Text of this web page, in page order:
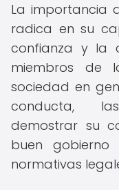
La importancia
radica en su
confianza y la
miembros de
sociedad en
conducta,
demostrar su
buen
normativas